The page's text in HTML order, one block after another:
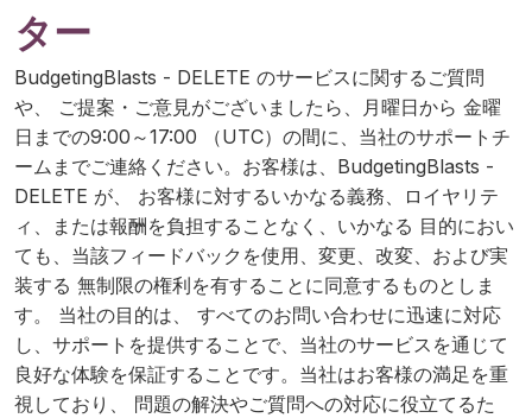
ター
BudgetingBlasts - DELETE のサービスに関するご質問
や、 ご提案・ご意見がございましたら、月曜日から 金曜
日までの9:00～17:00 （UTC）の間に、当社のサポートチ
ームまでご連絡ください。お客様は、BudgetingBlasts -
DELETE が、 お客様に対するいかなる義務、ロイヤリテ
ィ、または報酬を負担することなく、いかなる 目的におい
ても、当該フィードバックを使用、変更、改変、および実
装する 無制限の権利を有することに同意するものとしま
す。 当社の目的は、 すべてのお問い合わせに迅速に対応
し、サポートを提供することで、当社のサービスを通じて
良好な体験を保証することです。当社はお客様の満足を重
視しており、 問題の解決やご質問への対応に役立てるた